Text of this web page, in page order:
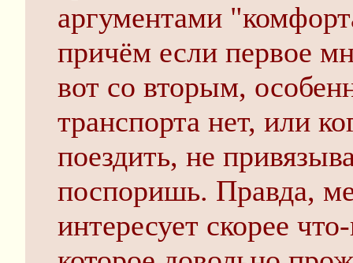
аргументами
причём если первое
вот со вторым,
транспорта нет, или
поездить, не
поспоришь. Правда,
интересует скорее